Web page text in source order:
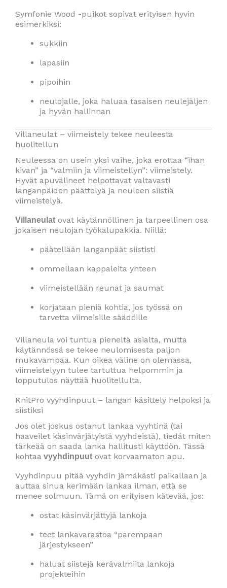
Symfonie Wood -puikot sopivat erityisen hyvin
esimerkiksi:
sukkiin
lapasiin
pipoihin
neulojalle, joka haluaa tasaisen neulejäljen
ja hyvän hallinnan
Villaneulat – viimeistely tekee neuleesta
huolitellun
Neuleessa on usein yksi vaihe, joka erottaa “ihan
kivan” ja “valmiin ja viimeistellyn”: viimeistely.
Hyvät apuvälineet helpottavat valtavasti
langanpäiden päättelyä ja neuleen siistiä
viimeistelyä.
Villaneulat ovat käytännöllinen ja tarpeellinen osa
jokaisen neulojan työkalupakkia. Niillä:
päätellään langanpäät siististi
ommellaan kappaleita yhteen
viimeistellään reunat ja saumat
korjataan pieniä kohtia, jos työssä on
tarvetta viimeisille säädöille
Villaneula voi tuntua pieneltä asialta, mutta
käytännössä se tekee neulomisesta paljon
mukavampaa. Kun oikea väline on olemassa,
viimeistelyyn tulee tartuttua helpommin ja
lopputulos näyttää huolitellulta.
KnitPro vyyhdinpuut – langan käsittely helpoksi ja
siistiksi
Jos olet joskus ostanut lankaa vyyhtinä (tai
haaveilet käsinvärjätyistä vyyhdeistä), tiedät miten
tärkeää on saada lanka hallitusti käyttöön. Tässä
kohtaa vyyhdinpuut ovat korvaamaton apu.
Vyyhdinpuu pitää vyyhdin jämäkästi paikallaan ja
auttaa sinua kerimään lankaa ilman, että se
menee solmuun. Tämä on erityisen kätevää, jos:
ostat käsinvärjättyjä lankoja
teet lankavarastoa “parempaan
järjestykseen”
haluat siistejä kerävalmiita lankoja
projekteihin